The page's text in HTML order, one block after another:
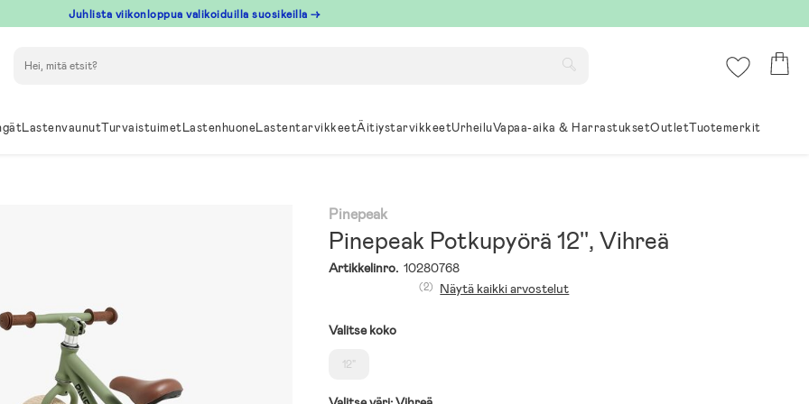
Juhlista viikonloppua valikoiduilla suosikeilla →
LastenvaunutTurvaistuimetLastenhuoneLastentarvikkeetÄitiystarvikkeetUrheiluVapaa-aika & HarrastuksetOutletTuotemerkit
Pinepeak
Pinepeak Potkupyörä 12'', Vihreä
Artikkelinro. 10280768
(2) Näytä kaikki arvostelut
Valitse koko
12"